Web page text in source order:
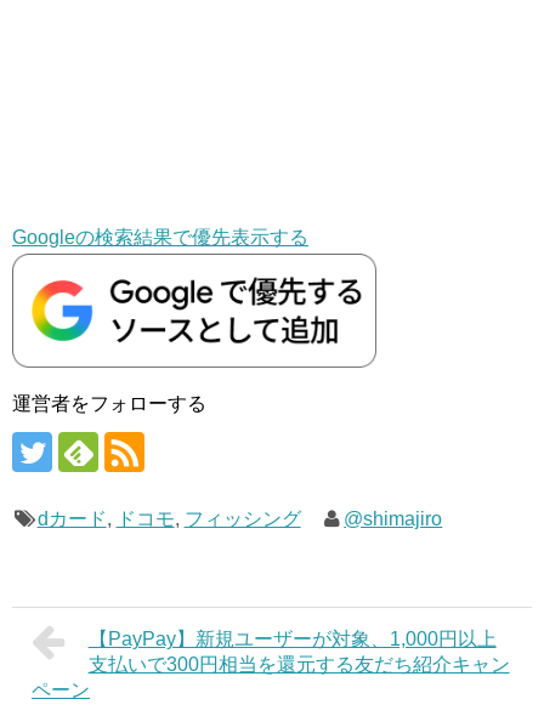
Googleの検索結果で優先表示する
運営者をフォローする
dカード, ドコモ, フィッシング @shimajiro
【PayPay】新規ユーザーが対象、1,000円以上
支払いで300円相当を還元する友だち紹介キャン
ペーン